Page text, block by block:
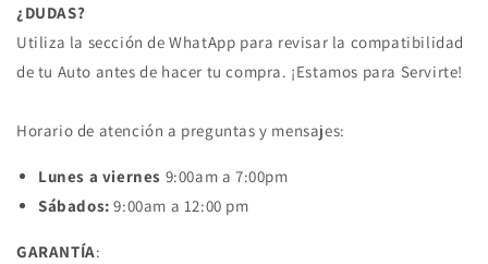
¿DUDAS?
Utiliza la sección de WhatApp para revisar la compatibilidad
de tu Auto antes de hacer tu compra. ¡Estamos para Servirte!
Horario de atención a preguntas y mensajes:
Lunes a viernes 9:00am a 7:00pm
Sábados: 9:00am a 12:00 pm
GARANTÍA: